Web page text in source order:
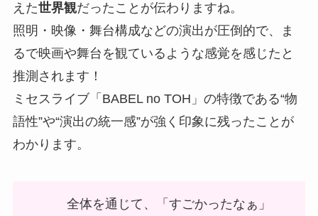
えた世界観だったことが伝わりますね。
照明・映像・舞台構成などの演出が圧倒的で、ま
るで映画や舞台を観ているような感覚を感じたと
推測されます！
ミセスライブ「BABEL no TOH」の特徴である“物
語性”や“演出の統一感”が強く印象に残ったことが
わかります。
全体を通じて、「すごかったなぁ」